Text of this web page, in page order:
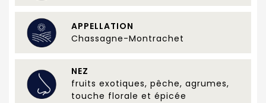
APPELLATION
Chassagne-Montrachet
NEZ
fruits exotiques, pêche, agrumes,
touche florale et épicée